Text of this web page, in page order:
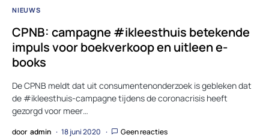
NIEUWS
CPNB: campagne #ikleesthuis betekende
impuls voor boekverkoop en uitleen e-
books
De CPNB meldt dat uit consumentenonderzoek is gebleken dat
de #ikleesthuis-campagne tijdens de coronacrisis heeft
gezorgd voor meer…
door admin 18 juni 2020 Geen reacties